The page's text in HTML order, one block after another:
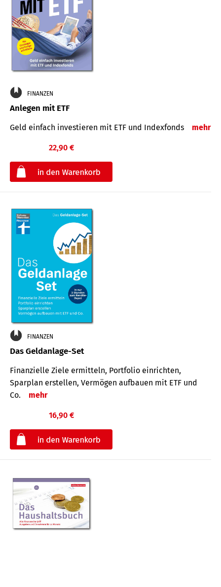
FINANZEN
Anlegen mit ETF
Geld einfach investieren mit ETF und Indexfonds mehr
22,90 €
FINANZEN
Das Geldanlage-Set
Finanzielle Ziele ermitteln, Portfolio einrichten,
Sparplan erstellen, Vermögen aufbauen mit ETF und
Co.
mehr
16,90 €